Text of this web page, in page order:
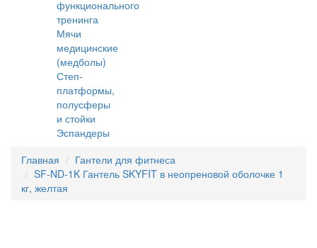
функционального
тренинга
Мячи
медицинские
(медболы)
Степ-
платформы,
полусферы
и стойки
Эспандеры
Главная
Гантели для фитнеса
SF-ND-1K Гантель SKYFIT в неопреновой оболочке 1
кг, желтая